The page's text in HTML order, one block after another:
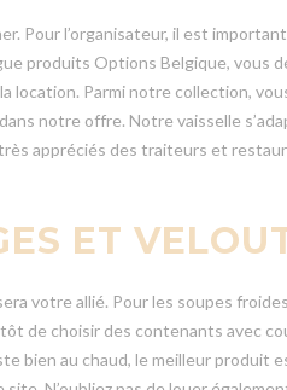
Pour l’organisateur, il est
produits Options Belgique, vous
location. Parmi notre collection,
notre offre. Notre vaisselle
appréciés des traiteurs et
ET
votre allié. Pour les soupes
de choisir des contenants avec
bien au chaud, le meilleur produit